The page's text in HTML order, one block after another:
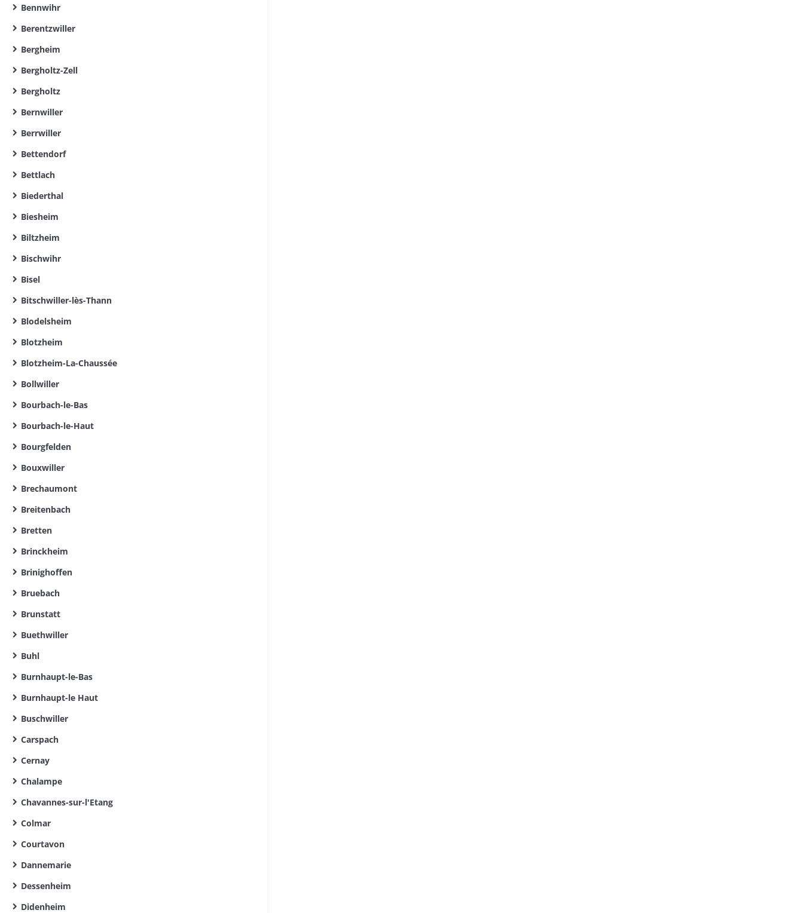
Bennwihr
Berentzwiller
Bergheim
Bergholtz-Zell
Bergholtz
Bernwiller
Berrwiller
Bettendorf
Bettlach
Biederthal
Biesheim
Biltzheim
Bischwihr
Bisel
Bitschwiller-lès-Thann
Blodelsheim
Blotzheim
Blotzheim-La-Chaussée
Bollwiller
Bourbach-le-Bas
Bourbach-le-Haut
Bourgfelden
Bouxwiller
Brechaumont
Breitenbach
Bretten
Brinckheim
Brinighoffen
Bruebach
Brunstatt
Buethwiller
Buhl
Burnhaupt-le-Bas
Burnhaupt-le Haut
Buschwiller
Carspach
Cernay
Chalampe
Chavannes-sur-l'Etang
Colmar
Courtavon
Dannemarie
Dessenheim
Didenheim